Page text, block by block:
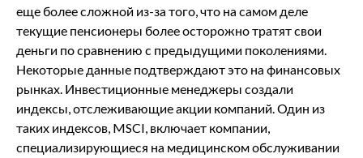
еще более сложной из-за того, что на самом деле
текущие пенсионеры более осторожно тратят свои
деньги по сравнению с предыдущими поколениями.
Некоторые данные подтверждают это на финансовых
рынках. Инвестиционные менеджеры создали
индексы, отслеживающие акции компаний. Один из
таких индексов, MSCI, включает компании,
специализирующиеся на медицинском обслуживании